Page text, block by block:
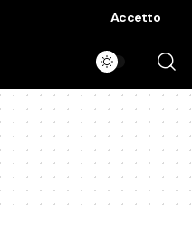
Accetto